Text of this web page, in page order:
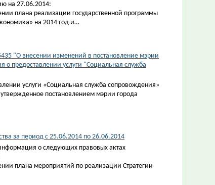
на 27.06.2014:
плана реализации государственной программы
на 2014 год и…
"О внесении изменений в постановление мэрии
предоставлении услуги "Социальная служба
услуги «Социальная служба сопровождения»
постановлением мэрии города
за период с 25.06.2014 по 26.06.2014
о следующих правовых актах
плана мероприятий по реализации Стратегии